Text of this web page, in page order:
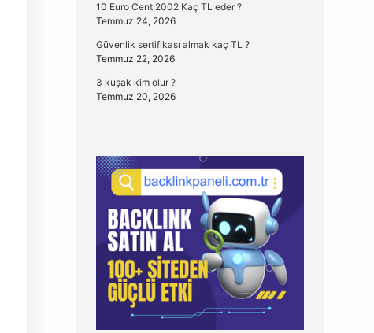
10 Euro Cent 2002 Kaç TL eder ?
Temmuz 24, 2026
Güvenlik sertifikası almak kaç TL ?
Temmuz 22, 2026
3 kuşak kim olur ?
Temmuz 20, 2026